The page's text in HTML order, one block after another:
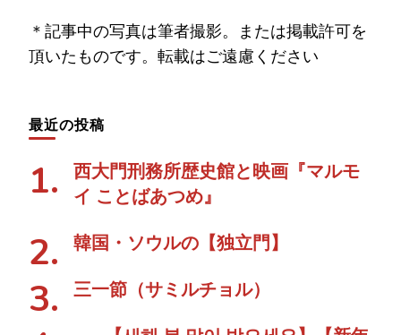
＊記事中の写真は筆者撮影。または掲載許可を
頂いたものです。転載はご遠慮ください
最近の投稿
西大門刑務所歴史館と映画『マルモ
イ ことばあつめ』
韓国・ソウルの【独立門】
三一節（サミルチョル）